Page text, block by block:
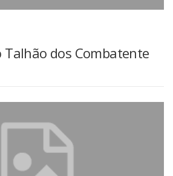
Talhão dos Combatente